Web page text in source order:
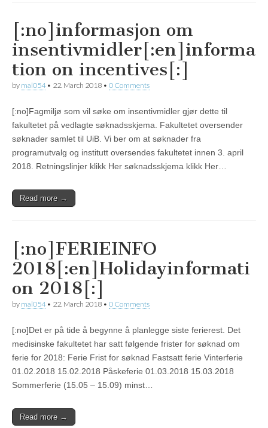
[:no]informasjon om
insentivmidler[:en]informa
tion on incentives[:]
by mal054• 22. March 2018 • 0 Comments
[:no]Fagmiljø som vil søke om insentivmidler gjør dette til
fakultetet på vedlagte søknadsskjema. Fakultetet oversender
søknader samlet til UiB. Vi ber om at søknader fra
programutvalg og institutt oversendes fakultetet innen 3. april
2018. Retningslinjer klikk Her søknadsskjema klikk Her…
Read more →
[:no]FERIEINFO
2018[:en]Holidayinformati
on 2018[:]
by mal054• 22. March 2018 • 0 Comments
[:no]Det er på tide å begynne å planlegge siste ferierest. Det
medisinske fakultetet har satt følgende frister for søknad om
ferie for 2018: Ferie Frist for søknad Fastsatt ferie Vinterferie
01.02.2018 15.02.2018 Påskeferie 01.03.2018 15.03.2018
Sommerferie (15.05 – 15.09) minst…
Read more →